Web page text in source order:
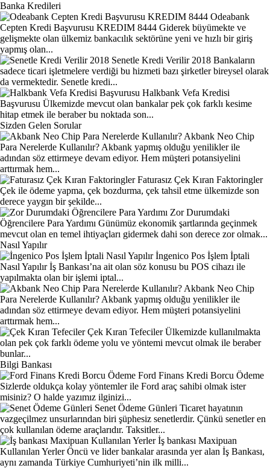
Banka Kredileri
Odeabank
Cepten Kredi Başvurusu KREDIM 8444 Giderek büyümekte ve
gelişmekte olan ülkemiz bankacılık sektörüne yeni ve hızlı bir giriş
yapmış olan...
Senetle Kredi Verilir 2018 Bankaların
sadece ticari işletmelere verdiği bu hizmeti bazı şirketler bireysel olarak
da vermektedir. Senetle kredi...
Halkbank Vefa Kredisi
Başvurusu Ülkemizde mevcut olan bankalar pek çok farklı kesime
hitap etmek ile beraber bu noktada son...
Sizden Gelen Sorular
Akbank Neo Chip
Para Nerelerde Kullanılır? Akbank yapmış olduğu yenilikler ile
adından söz ettirmeye devam ediyor. Hem müşteri potansiyelini
arttırmak hem...
Faturasız Çek Kıran Faktoringler
Çek ile ödeme yapma, çek bozdurma, çek tahsil etme ülkemizde son
derece yaygın bir şekilde...
Zor Durumdaki
Öğrencilere Para Yardımı Günümüz ekonomik şartlarında geçinmek
mevcut olan en temel ihtiyaçları gidermek dahi son derece zor olmak...
Nasıl Yapılır
İngenico Pos İşlem İptali
Nasıl Yapılır İş Bankası’na ait olan söz konusu bu POS cihazı ile
yapılmakta olan bir işlemi iptal...
Akbank Neo Chip
Para Nerelerde Kullanılır? Akbank yapmış olduğu yenilikler ile
adından söz ettirmeye devam ediyor. Hem müşteri potansiyelini
arttırmak hem...
Çek Kıran Tefeciler Ülkemizde kullanılmakta
olan pek çok farklı ödeme yolu ve yöntemi mevcut olmak ile beraber
bunlar...
Bilgi Bankası
Ford Finans Kredi Borcu Ödeme
Sizlerde oldukça kolay yöntemler ile Ford araç sahibi olmak ister
misiniz? O halde yazımız ilginizi...
Senet Ödeme Günleri Ticaret hayatının
vazgeçilmez unsurlarından biri şüphesiz senetlerdir. Çünkü senetler en
çok kullanılan ödeme araçlarıdır. Taksitler...
İş bankası Maxipuan
Kullanılan Yerler Öncü ve lider bankalar arasında yer alan İş Bankası,
aynı zamanda Türkiye Cumhuriyeti’nin ilk milli...